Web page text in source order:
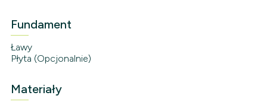
Fundament
Ławy
Płyta (Opcjonalnie)
Materiały